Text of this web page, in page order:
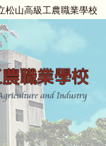
松山高級工農職業學校